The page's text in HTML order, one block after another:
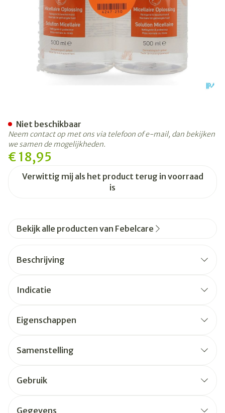
€ 18,95
Verwittig mij als het product terug in voorraad
is
Niet beschikbaar
Neem contact op met ons via telefoon of e-mail, dan bekijken
we samen de mogelijkheden.
Bekijk alle producten van Febelcare
Beschrijving
Indicatie
Eigenschappen
Samenstelling
Gebruik
Gegevens